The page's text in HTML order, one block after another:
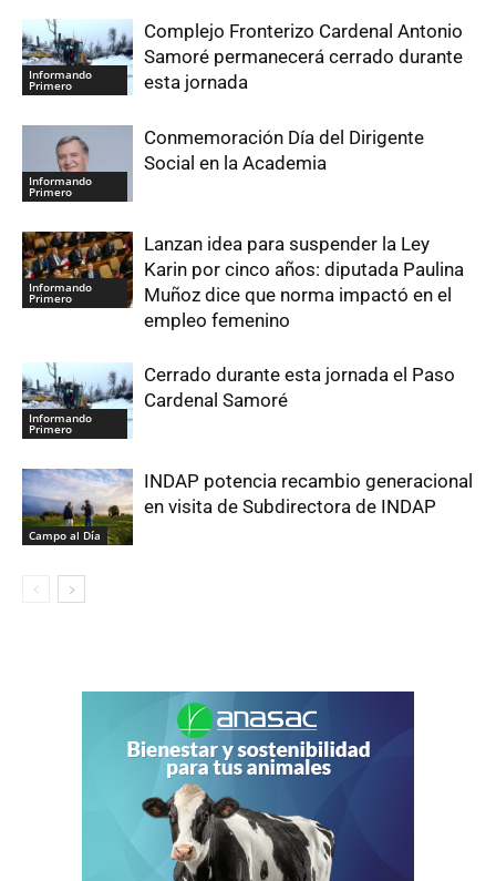
Informando
Primero
Complejo Fronterizo Cardenal Antonio
Samoré permanecerá cerrado durante
esta jornada
Informando
Primero
Conmemoración Día del Dirigente
Social en la Academia
Informando
Primero
Lanzan idea para suspender la Ley
Karin por cinco años: diputada Paulina
Muñoz dice que norma impactó en el
empleo femenino
Informando
Primero
Cerrado durante esta jornada el Paso
Cardenal Samoré
Campo al Día
INDAP potencia recambio generacional
en visita de Subdirectora de INDAP